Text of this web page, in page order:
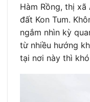
Hàm Rồng, thị
đất Kon Tum.
ngắm nhìn kỳ
từ nhiều hướng
tại nơi này thì